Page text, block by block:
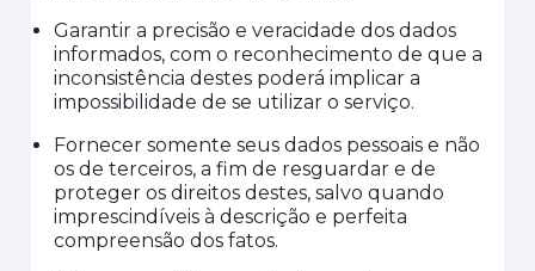
Garantir a precisão e veracidade dos dados
informados, com o reconhecimento de que a
inconsistência destes poderá implicar a
impossibilidade de se utilizar o serviço.
Fornecer somente seus dados pessoais e não
os de terceiros, a fim de resguardar e de
proteger os direitos destes, salvo quando
imprescindíveis à descrição e perfeita
compreensão dos fatos.